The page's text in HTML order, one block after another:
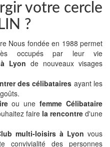
votre cercle
?
Nous fondée en 1988 permet
occupés par leur vie
Lyon de nouveaux visages
des célibataires ayant les
ou unefemme Célibataire
faire la rencontred'une
multi-loisirs à Lyon vous
convivialité des personnes